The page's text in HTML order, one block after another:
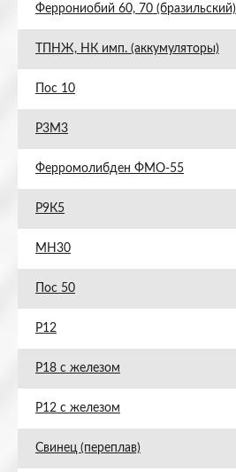
Феррониобий 60, 70 (бразильский)
ТПНЖ, НК имп. (аккумуляторы)
Пос 10
Р3М3
Ферромолибден ФМО-55
Р9К5
МН30
Пос 50
Р12
Р18 с железом
Р12 с железом
Свинец (переплав)